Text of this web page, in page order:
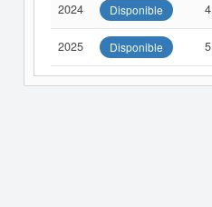
2024 Disponible
2025 Disponible